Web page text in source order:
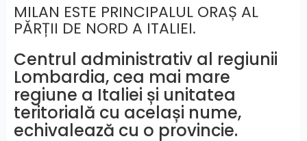
MILAN ESTE PRINCIPALUL ORAȘ AL
PĂRȚII DE NORD A ITALIEI.
Centrul administrativ al regiunii
Lombardia, cea mai mare
regiune a Italiei și unitatea
teritorială cu același nume,
echivalează cu o provincie.